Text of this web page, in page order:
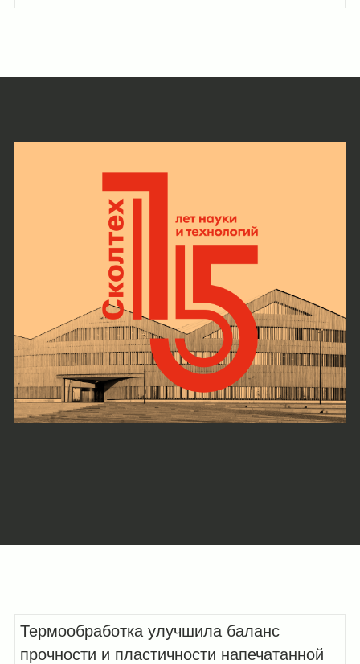
Термообработка улучшила баланс
прочности и пластичности напечатанной